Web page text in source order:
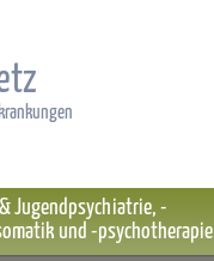
Jugendpsychiatrie, -
und -psychotherapie